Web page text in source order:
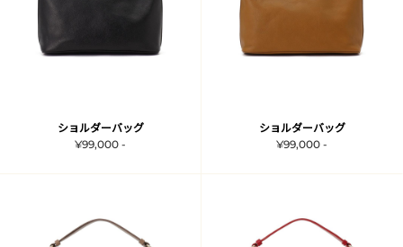
ショルダーバッグ
¥99,000 -
ショルダーバッグ
¥99,000 -